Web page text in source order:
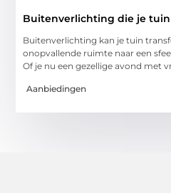
Buitenverlichting die je
Buitenverlichting kan je tuin
onopvallende ruimte naar een
Of je nu een gezellige avond met
Aanbiedingen